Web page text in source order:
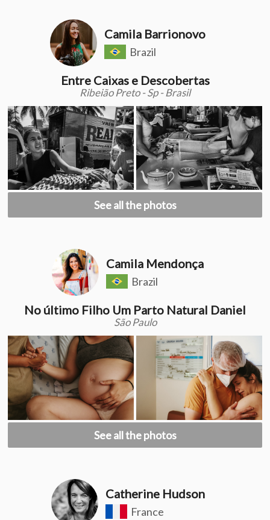
Camila Barrionovo
Brazil
Entre Caixas e Descobertas
Ribeião Preto - Sp - Brasil
See all the photos
Camila Mendonça
Brazil
No último Filho Um Parto Natural Daniel
São Paulo
See all the photos
Catherine Hudson
France